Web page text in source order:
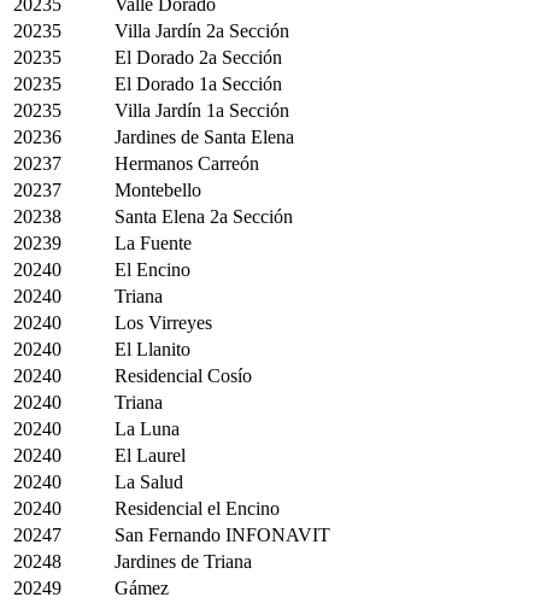
20235
Valle Dorado
20235
Villa Jardín 2a Sección
20235
El Dorado 2a Sección
20235
El Dorado 1a Sección
20235
Villa Jardín 1a Sección
20236
Jardines de Santa Elena
20237
Hermanos Carreón
20237
Montebello
20238
Santa Elena 2a Sección
20239
La Fuente
20240
El Encino
20240
Triana
20240
Los Virreyes
20240
El Llanito
20240
Residencial Cosío
20240
Triana
20240
La Luna
20240
El Laurel
20240
La Salud
20240
Residencial el Encino
20247
San Fernando INFONAVIT
20248
Jardines de Triana
20249
Gámez